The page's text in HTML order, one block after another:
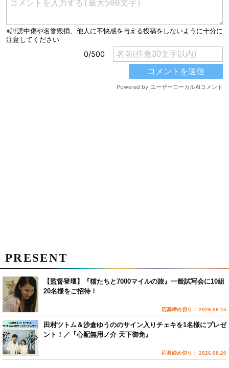
PRESENT
【監督登壇】『猫たちと7000マイルの旅』一般試写会に10組
20名様をご招待！
応募締め切り： 2026.08.15
田村ツトム＆沙倉ゆうののサイン入りチェキを1名様にプレゼ
ント！／『心配無用ノ介 天下御免』
応募締め切り： 2026.08.20